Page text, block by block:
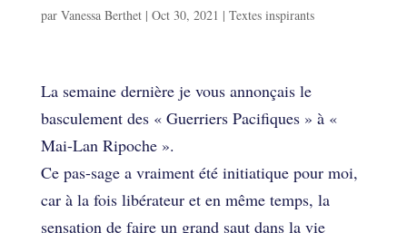
par Vanessa Berthet| Oct 30, 2021 | Textes inspirants
La semaine dernière je vous annonçais le
basculement des « Guerriers Pacifiques » à «
Mai-Lan Ripoche ».
Ce pas-sage a vraiment été initiatique pour moi,
car à la fois libérateur et en même temps, la
sensation de faire un grand saut dans la vie